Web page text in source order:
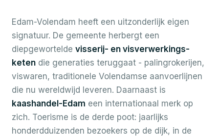
Edam-Volendam heeft een uitzonderlijk eigen
signatuur. De gemeente herbergt een
diepgewortelde visserij- en visverwerkings-
keten die generaties teruggaat - palingrokerijen,
viswaren, traditionele Volendamse aanvoerlijnen
die nu wereldwijd leveren. Daarnaast is
kaashandel-Edam een internationaal merk op
zich. Toerisme is de derde poot: jaarlijks
honderdduizenden bezoekers op de dijk, in de